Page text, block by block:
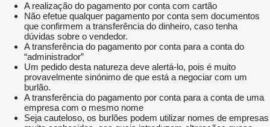
A realização do pagamento por conta com cartão
Não efetue qualquer pagamento por conta sem documentos
que confirmem a transferência do dinheiro, caso tenha
dúvidas sobre o vendedor.
A transferência do pagamento por conta para a conta do
“administrador”
Um pedido desta natureza deve alertá-lo, pois é muito
provavelmente sinónimo de que está a negociar com um
burlão.
A transferência do pagamento por conta para a conta de uma
empresa com o mesmo nome
Seja cauteloso, os burlões podem utilizar nomes de empresas